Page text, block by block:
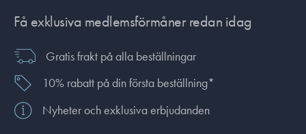
Få exklusiva medlemsförmåner redan idag
Gratis frakt på alla beställningar
10% rabatt på din första beställning*
Nyheter och exklusiva erbjudanden